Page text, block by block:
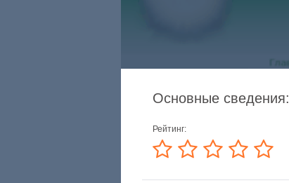
Основные сведения:
Рейтинг: